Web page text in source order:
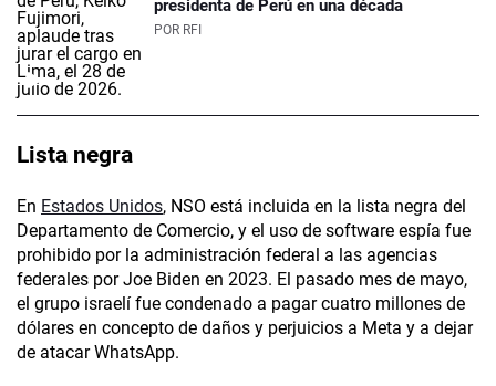
presidenta de Perú en una década
POR RFI
Lista negra
En Estados Unidos, NSO está incluida en la lista negra del
Departamento de Comercio, y el uso de software espía fue
prohibido por la administración federal a las agencias
federales por Joe Biden en 2023. El pasado mes de mayo,
el grupo israelí fue condenado a pagar cuatro millones de
dólares en concepto de daños y perjuicios a Meta y a dejar
de atacar WhatsApp.